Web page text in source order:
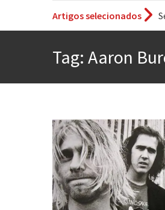
Artigos selecionados
Tag: Aaron